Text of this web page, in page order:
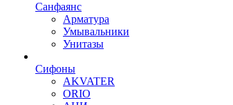
Санфаянс
Арматура
Умывальники
Унитазы
Сифоны
AKVATER
ORIO